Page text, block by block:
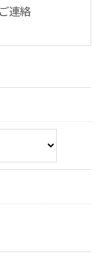
連絡
とはいたし
において、
ます。
契約等の措